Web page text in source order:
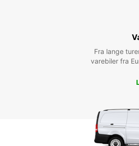
Fra lange
varebiler fra